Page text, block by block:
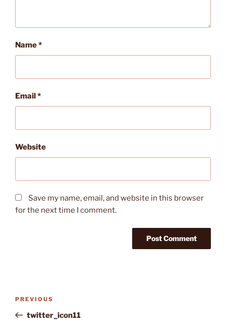
Name*
Email*
Website
Save my name, email, and website in this browser
for the next time I comment.
Previous
Post
PREVIOUS
twitter_icon11